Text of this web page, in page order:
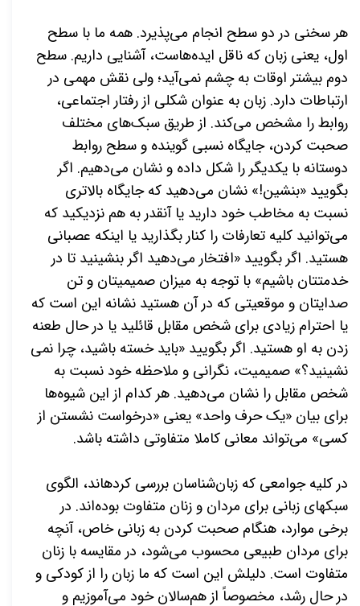
هر سخنی در دو سطح انجام می‌­پذیرد. همه ما با سطح
اول، یعنی زبان که ناقل ایده­‌هاست، آشنایی داریم. سطح
دوم بیشتر اوقات به چشم نمی­‌آید؛ ولی نقش مهمی در
ارتباطات دارد. زبان به عنوان شکلی از رفتار اجتماعی،
روابط را مشخص می‌­کند. از طریق سبک­‌های مختلف
صحبت کردن، جایگاه نسبی گوینده و سطح روابط
دوستانه با یکدیگر را شکل داده و نشان می‌­دهیم. اگر
بگویید «بنشین!» نشان می‌­دهید که جایگاه بالاتری
نسبت به مخاطب خود دارید یا آن­قدر به هم نزدیکید که
می­‌توانید کلیه تعارفات را کنار بگذارید یا اینکه عصبانی
هستید. اگر بگویید «افتخار می­‌دهید اگر بنشینید تا در
خدمتتان باشیم» با توجه به میزان صمیمیتان و تن
صدایتان و موقعیتی که در آن هستید نشانه این است که
یا احترام زیادی برای شخص مقابل قائلید یا در حال طعنه
زدن به او هستید. اگر بگویید «باید خسته باشید، چرا نمی­‌
نشینید؟» صمیمیت، نگرانی و ملاحظه خود نسبت به
شخص مقابل را نشان می­‌دهید. هر کدام از این شیوه‌­ها
برای بیان «یک حرف واحد» یعنی «درخواست نشستن از
کسی» می‌­تواند معانی کاملا متفاوتی داشته باشد.
در کلیه جوامعی که زبان­‌شناسان بررسی کرده­اند، الگوی
سبک­های زبانی برای مردان و زنان متفاوت بوده‌­اند. در
برخی موارد، هنگام صحبت کردن به زبانی خاص، آنچه
برای مردان طبیعی محسوب می­‌شود، در مقایسه با زنان
متفاوت است. دلیلش این است که ما زبان را از کودکی و
در حال رشد، مخصوصاً از هم­‌سالان خود می‌­آموزیم و